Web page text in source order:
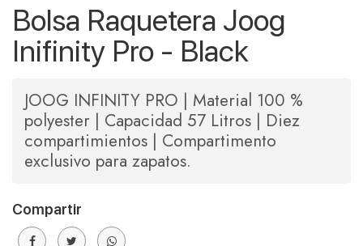
Bolsa Raquetera Joog
Inifinity Pro - Black
JOOG INFINITY PRO | Material 100 %
polyester | Capacidad 57 Litros | Diez
compartimientos | Compartimento
exclusivo para zapatos.
Compartir